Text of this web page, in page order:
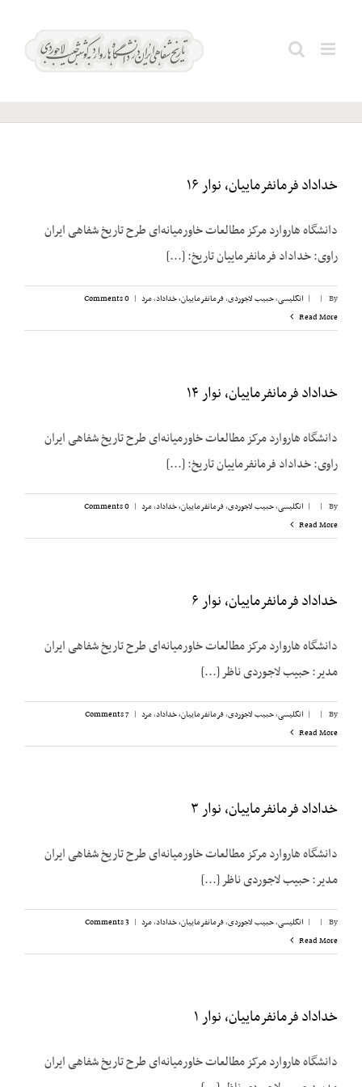
میلادی؛
خداداد فرمانفرماییان، نوار ۱۶
دانشگاه هاروارد مرکز مطالعات خاورمیانه‌ای طرح تاریخ شفاهی ایران
راوی: خداداد فرمانفرماییان تاریخ: [...]
By
|
| انگلیسی,حبیب لاجوردی,فرمانفرماییان، خداداد,مرد |
0 Comments
Read More
خداداد فرمانفرماییان، نوار ۱۴
دانشگاه هاروارد مرکز مطالعات خاورمیانه‌ای طرح تاریخ شفاهی ایران
راوی: خداداد فرمانفرماییان تاریخ: [...]
By
|
| انگلیسی,حبیب لاجوردی,فرمانفرماییان، خداداد,مرد |
0 Comments
Read More
خداداد فرمانفرماییان، نوار ۶
دانشگاه هاروارد مرکز مطالعات خاورمیانه‌ای طرح تاریخ شفاهی ایران
مدیر: حبیب لاجوردی ناظر [...]
By
|
| انگلیسی,حبیب لاجوردی,فرمانفرماییان، خداداد,مرد |
7 Comments
Read More
خداداد فرمانفرماییان، نوار ۳
دانشگاه هاروارد مرکز مطالعات خاورمیانه‌ای طرح تاریخ شفاهی ایران
مدیر: حبیب لاجوردی ناظر [...]
By
|
| انگلیسی,حبیب لاجوردی,فرمانفرماییان، خداداد,مرد |
3 Comments
Read More
خداداد فرمانفرماییان، نوار ۱
دانشگاه هاروارد مرکز مطالعات خاورمیانه‌ای طرح تاریخ شفاهی ایران